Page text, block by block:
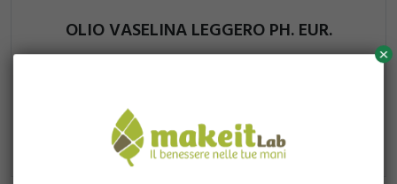
x
OLIO VASELINA LEGGERO PH. EUR.